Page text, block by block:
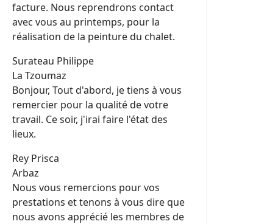
facture. Nous reprendrons contact
avec vous au printemps, pour la
réalisation de la peinture du chalet.
Surateau Philippe
La Tzoumaz
Bonjour, Tout d'abord, je tiens à vous
remercier pour la qualité de votre
travail. Ce soir, j'irai faire l'état des
lieux.
Rey Prisca
Arbaz
Nous vous remercions pour vos
prestations et tenons à vous dire que
nous avons apprécié les membres de